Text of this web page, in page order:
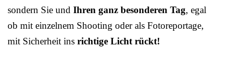
sondern Sie und Ihren ganz besonderen Tag, egal
ob mit einzelnem Shooting oder als Fotoreportage,
mit Sicherheit ins richtige Licht rückt!